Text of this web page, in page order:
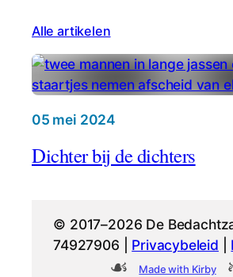
Alle artikelen
05 mei 2024
Dichter bij de dichters
© 2017–2026 De
74927906 | Privacybeleid
Made with Kirby